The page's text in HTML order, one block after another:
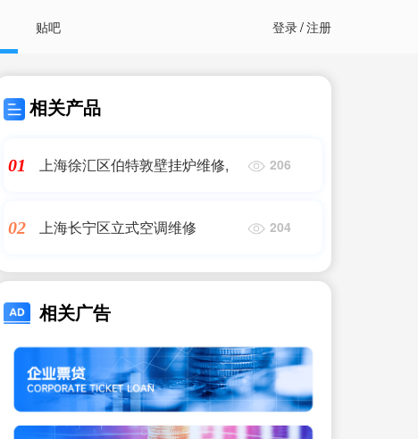
贴吧 登录/注册
相关产品
01 上海徐汇区伯特敦壁挂炉维修, 206
02 上海长宁区立式空调维修 204
相关广告